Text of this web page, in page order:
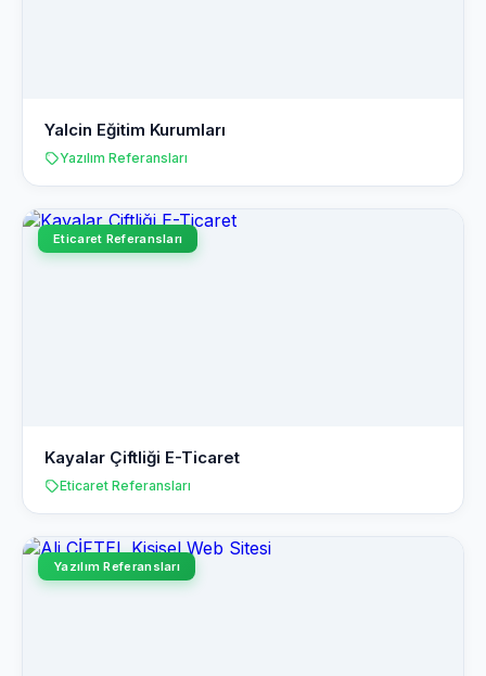
Yalcin Eğitim Kurumları
Yazılım Referansları
Eticaret Referansları
Kayalar Çiftliği E-Ticaret
Eticaret Referansları
Yazılım Referansları